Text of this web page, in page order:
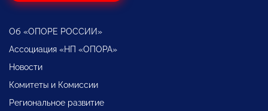
Об «ОПОРЕ РОССИИ»
Ассоциация «НП «ОПОРА»
Новости
Комитеты и Комиссии
Региональное развитие